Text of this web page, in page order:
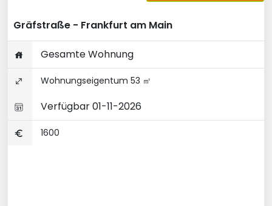
Gräfstraße - Frankfurt am Main
Gesamte Wohnung
Wohnungseigentum 53 ㎡
Verfügbar 01-11-2026
1600